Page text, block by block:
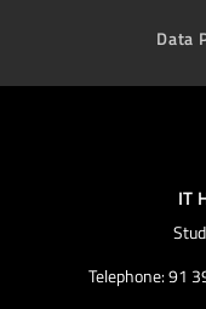
Data
IT
Telephone: 91